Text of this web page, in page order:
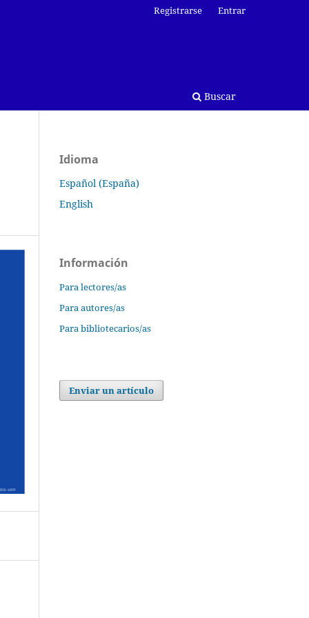
Buscar
Registrarse Entrar
Idioma
Español (España)
English
Información
Para lectores/as
Para autores/as
Para bibliotecarios/as
Enviar un artículo